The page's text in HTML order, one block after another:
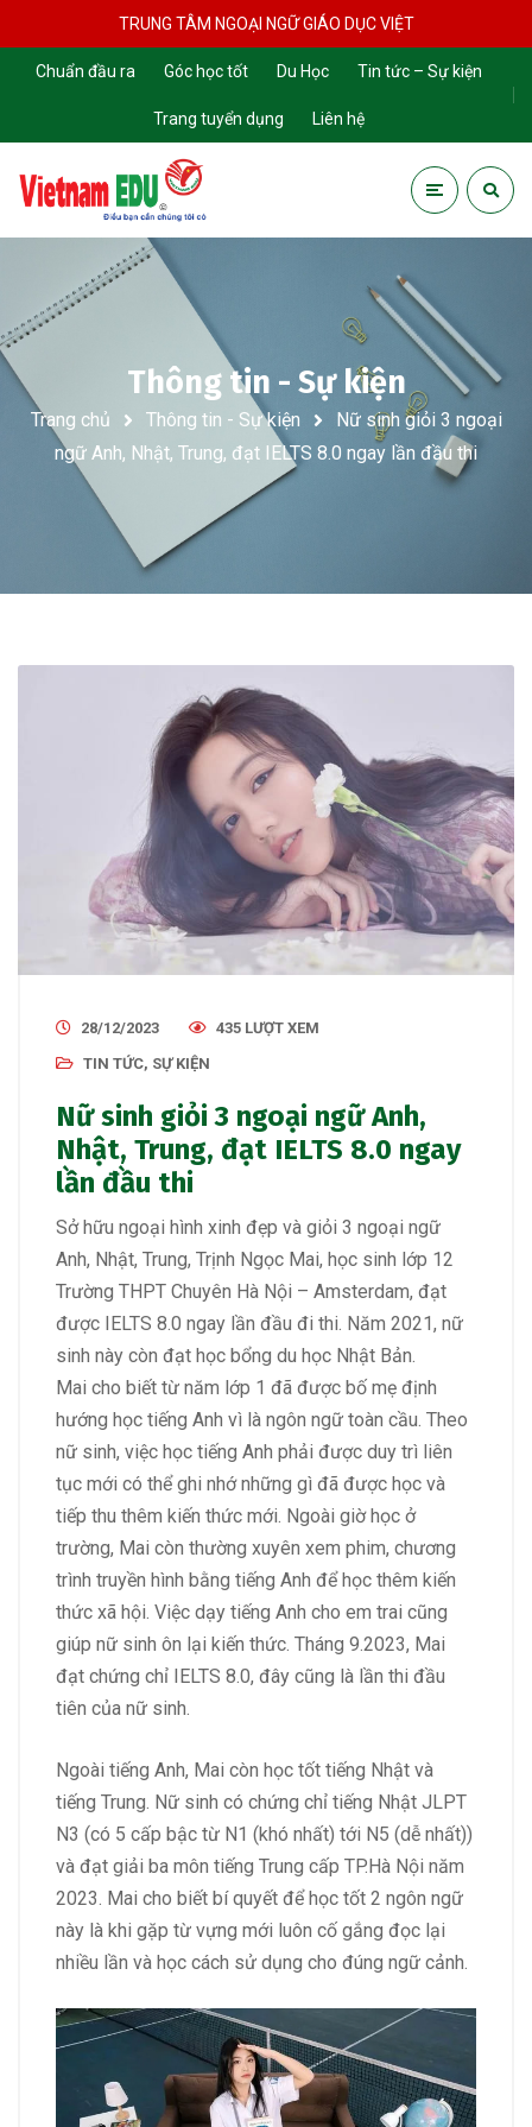
TRUNG TÂM NGOẠI NGỮ GIÁO DỤC VIỆT
Chuẩn đầu ra Góc học tốt Du Học Tin tức – Sự kiện
Trang tuyển dụng Liên hệ
Thông tin - Sự kiện
Trang chủ Thông tin - Sự kiện
Nữ sinh giỏi 3 ngoại
ngữ Anh, Nhật, Trung, đạt IELTS 8.0 ngay lần đầu thi
28/12/2023
435 LƯỢT XEM
TIN TỨC, SỰ KIỆN
Nữ sinh giỏi 3 ngoại ngữ Anh,
Nhật, Trung, đạt IELTS 8.0 ngay
lần đầu thi
Sở hữu ngoại hình xinh đẹp và giỏi 3 ngoại ngữ
Anh, Nhật, Trung, Trịnh Ngọc Mai, học sinh lớp 12
Trường THPT Chuyên Hà Nội – Amsterdam, đạt
được IELTS 8.0 ngay lần đầu đi thi. Năm 2021, nữ
sinh này còn đạt học bổng du học Nhật Bản.
Mai cho biết từ năm lớp 1 đã được bố mẹ định
hướng học tiếng Anh vì là ngôn ngữ toàn cầu. Theo
nữ sinh, việc học tiếng Anh phải được duy trì liên
tục mới có thể ghi nhớ những gì đã được học và
tiếp thu thêm kiến thức mới. Ngoài giờ học ở
trường, Mai còn thường xuyên xem phim, chương
trình truyền hình bằng tiếng Anh để học thêm kiến
thức xã hội. Việc dạy tiếng Anh cho em trai cũng
giúp nữ sinh ôn lại kiến thức. Tháng 9.2023, Mai
đạt chứng chỉ IELTS 8.0, đây cũng là lần thi đầu
tiên của nữ sinh.
Ngoài tiếng Anh, Mai còn học tốt tiếng Nhật và
tiếng Trung. Nữ sinh có chứng chỉ tiếng Nhật JLPT
N3 (có 5 cấp bậc từ N1 (khó nhất) tới N5 (dễ nhất))
và đạt giải ba môn tiếng Trung cấp TP.Hà Nội năm
2023. Mai cho biết bí quyết để học tốt 2 ngôn ngữ
này là khi gặp từ vựng mới luôn cố gắng đọc lại
nhiều lần và học cách sử dụng cho đúng ngữ cảnh.